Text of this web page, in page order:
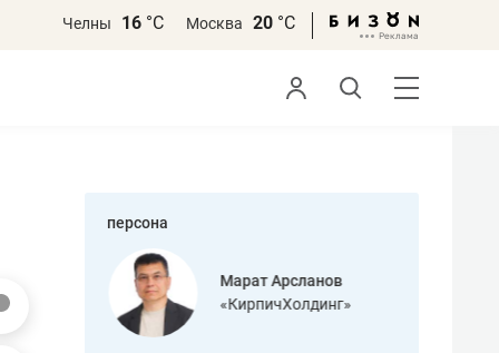
Челны 16 °С Москва 20 °С
персона
Марат Арсланов
«КирпичХолдинг»